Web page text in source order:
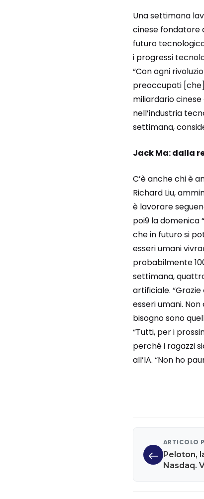
Una settimana
cinese fondatore
futuro
i progressi
“Con ogni
preoccupati
miliardario
nell’industria
settimana,
Jack Ma: dalla
C’è anche chi è
Richard Liu,
è lavorare
poi9 la domenica
che in futuro si
esseri umani
probabilmente
settimana,
artificiale.
esseri umani.
bisogno sono
“Tutti, per i
perché i ragazzi
all’IA. “Non ho
ARTICOLO
Peloton,
Nasdaq.